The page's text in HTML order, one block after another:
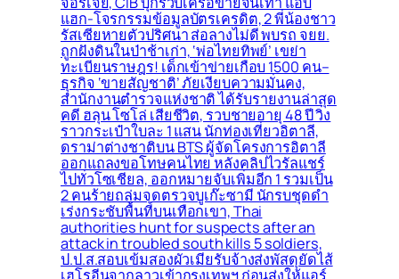
แฮก-โจรกรรมข้อมูลบัตรเครดิต, 2 พี่น้องชาว
รัสเซียหายตัวปริศนา ส่อลางไม่ดี พบรถ จยย.
ถูกฝังดินในป่าช้าเก่า, ‘พ่อไทยทิพย์’ เขย่า
ทะเบียนราษฎร! เด็กเข้าข่ายเกือบ 1500 คน–
ธุรกิจ ‘ขายสัญชาติ’ ภัยเงียบความมั่นคง,
สำนักงานตำรวจแห่งชาติ ได้รับรายงานล่าสุด
คดี ฮลุน โซโล่ เสียชีวิต, รวบชายอายุ 48 ปี วิ่ง
ราวกระเป๋าใบละ 1 แสน นักท่องเที่ยวอิตาลี,
ดราม่าต่างชาติบน BTS ผู้จัดโครงการอิตาลี
ออกแถลงขอโทษคนไทย หลังคลิปไวรัลแชร์
ไปทั่วโซเชียล, ออกหมายจับเพิ่มอีก 1 รวมเป็น
2 คนร้ายถล่มจุดตรวจบูเก๊ะซามี นักรบชุดดำ
เร่งกระชับพื้่นที่บนเทือกเขา, Thai
authorities hunt for suspects after an
attack in troubled south kills 5 soldiers,
ป.ป.ส.สอบเข้มสองผัวเมียรับจ้างส่งพัสดุยัดไส้